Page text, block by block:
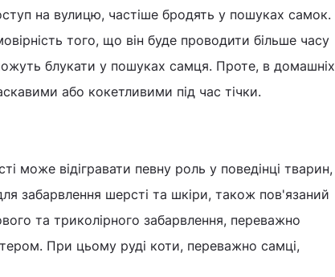
на вулицю, частіше бродять у пошуках самок.
того, що він буде проводити більше часу
блукати у пошуках самця. Проте, в домашніх
або кокетливими під час тічки.
може відігравати певну роль у поведінці тварин,
забарвлення шерсті та шкіри, також пов'язаний
та триколірного забарвлення, переважно
При цьому руді коти, переважно самці,